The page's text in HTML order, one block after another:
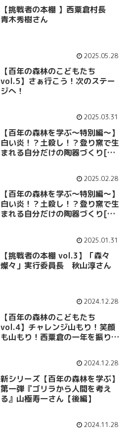
【挑戦者の本棚 】西粟倉村長
青木秀樹さん
2025.05.28
【百年の森林のこどもたち
vol.5】さぁ行こう！次のステー
ジへ！
2025.03.31
【百年の森林を学ぶ～特別編～】
白い炎！？土殺し！？登り窯で生
まれる自分だけの陶器づくり[後
2025.02.28
【百年の森林を学ぶ～特別編～】
白い炎！？土殺し！？登り窯で生
まれる自分だけの陶器づくり[前
2025.01.31
【挑戦者の本棚 vol.3】「森々
燦々」実行委員長 秋山淳さん
2024.12.28
【百年の森林のこどもたち
vol.4】チャレンジ山もり！笑顔
も山もり！西粟倉の一年を振り返
2024.12.28
新シリーズ【百年の森林を学ぶ】
第一弾『ゴリラから人間を考え
る』山極寿一さん【後編】
2024.11.28